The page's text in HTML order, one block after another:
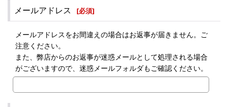
メールアドレス [必須]
メールアドレスをお間違えの場合はお返事が届きません。ご
注意ください。
また、弊店からのお返事が迷惑メールとして処理される場合
がございますので、迷惑メールフォルダもご確認ください。